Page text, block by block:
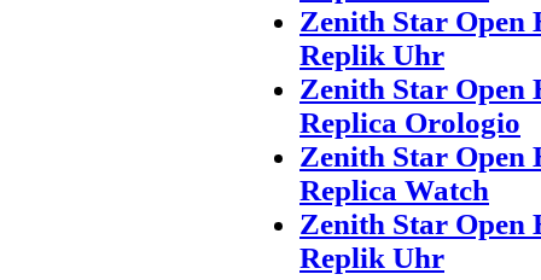
Zenith Star Open
Replik Uhr
Zenith Star Open
Replica Orologio
Zenith Star Open
Replica Watch
Zenith Star Open
Replik Uhr